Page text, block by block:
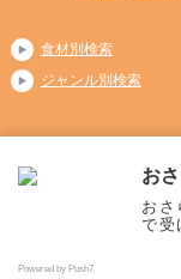
食材別検索
ジャンル別検索
お
おさ
で受
Powered by Push7